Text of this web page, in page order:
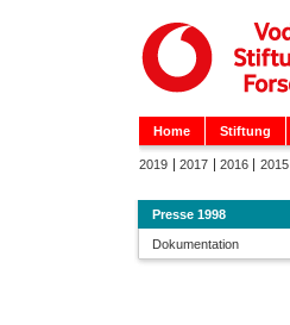
Home Stiftung
2019 2017 2016 2015
Presse 1998
Dokumentation